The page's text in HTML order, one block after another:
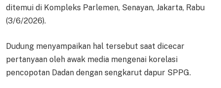
ditemui di Kompleks Parlemen, Senayan, Jakarta, Rabu
(3/6/2026).
Dudung menyampaikan hal tersebut saat dicecar
pertanyaan oleh awak media mengenai korelasi
pencopotan Dadan dengan sengkarut dapur SPPG.